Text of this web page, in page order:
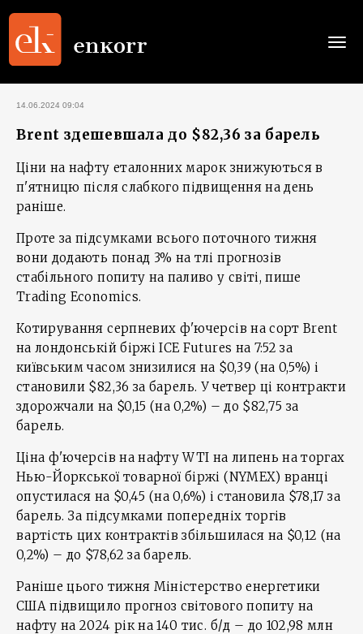
14.06.2024 09:04
Brent здешевшала до $82,36 за барель
Ціни на нафту еталонних марок знижуються в
п'ятницю після слабкого підвищення на день
раніше.
Проте за підсумками всього поточного тижня
вони додають понад 3% на тлі прогнозів
стабільного попиту на паливо у світі, пише
Trading Economics.
Котирування серпневих ф'ючерсів на сорт Brent
на лондонській біржі ICE Futures на 7:52 за
київським часом знизилися на $0,39 (на 0,5%) і
становили $82,36 за барель. У четвер ці контракти
здорожчали на $0,15 (на 0,2%) – до $82,75 за
барель.
Ціна ф'ючерсів на нафту WTI на липень на торгах
Нью-Йоркської товарної біржі (NYMEX) вранці
опустилася на $0,45 (на 0,6%) і становила $78,17 за
барель. За підсумками попередніх торгів
вартість цих контрактів збільшилася на $0,12 (на
0,2%) – до $78,62 за барель.
Раніше цього тижня Міністерство енергетики
США підвищило прогноз світового попиту на
нафту на 2024 рік на 140 тис. б/д – до 102,98 млн